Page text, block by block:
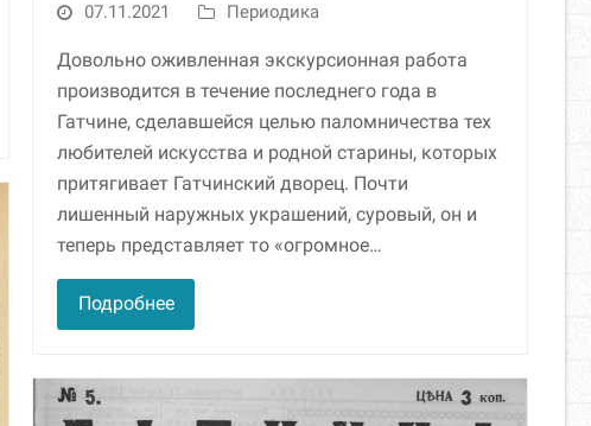
07.11.2021 Периодика
Довольно оживленная экскурсионная работа
производится в течение последнего года в
Гатчине, сделавшейся целью паломничества тех
любителей искусства и родной старины, которых
притягивает Гатчинский дворец. Почти
лишенный наружных украшений, суровый, он и
теперь представляет то «огромное…
Подробнее